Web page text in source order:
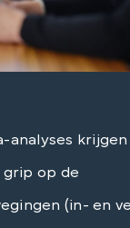
analyses krijgen
op de
(in- en